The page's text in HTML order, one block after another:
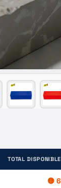
TOTAL DISPONIBLE
🟡 6